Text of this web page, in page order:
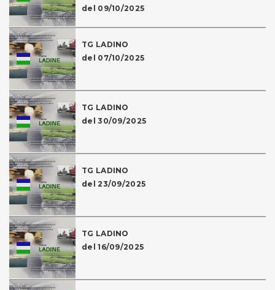
del 09/10/2025
TG LADINO
del 07/10/2025
TG LADINO
del 30/09/2025
TG LADINO
del 23/09/2025
TG LADINO
del 16/09/2025